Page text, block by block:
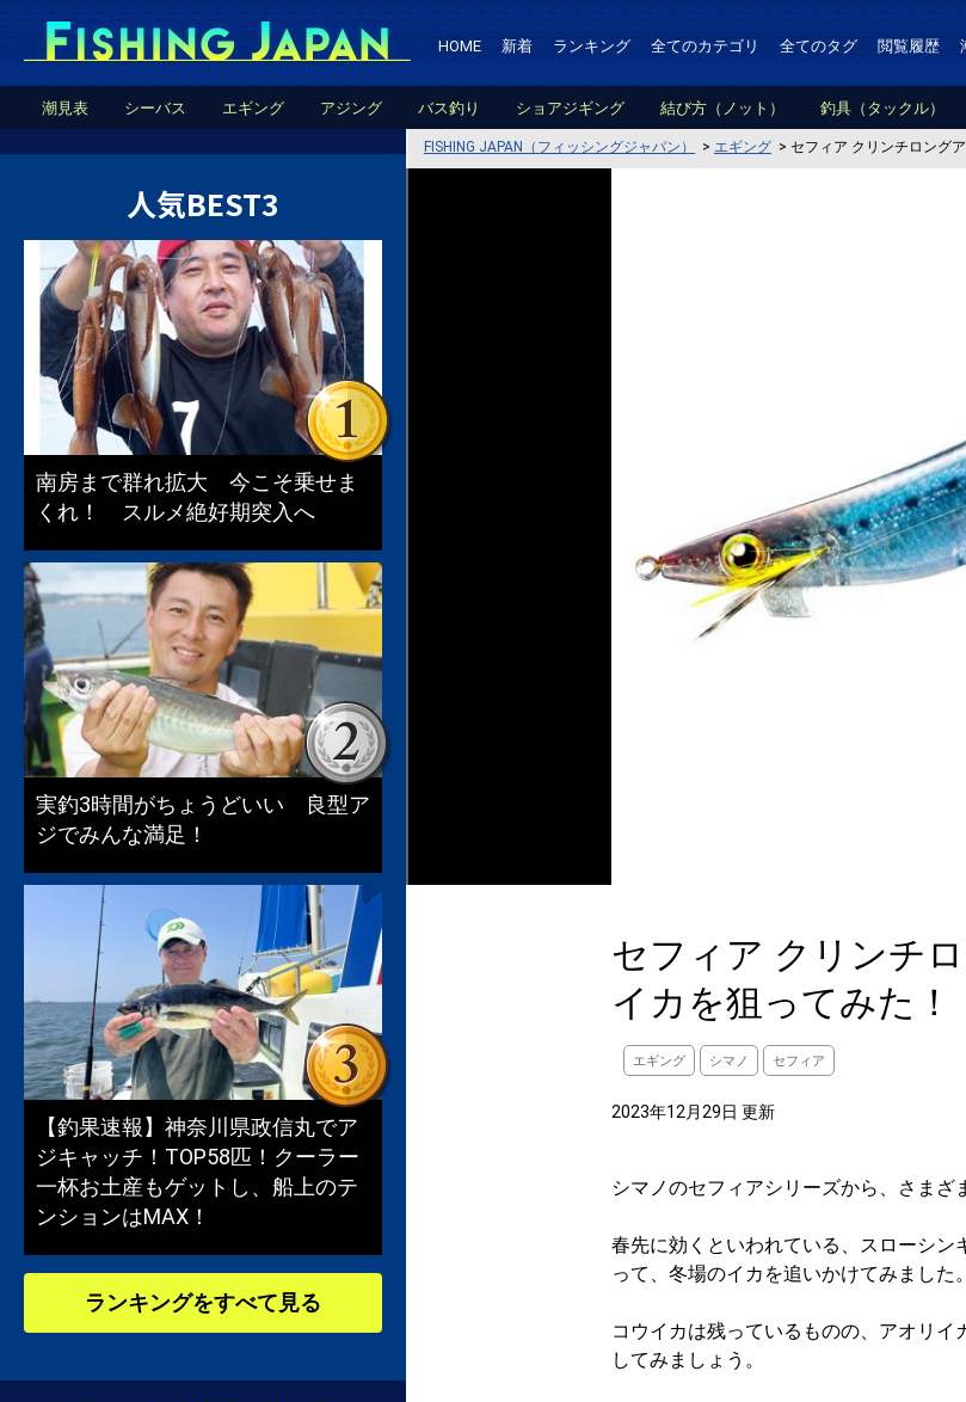
HOME 新着 ランキング 全てのカテゴリ 全てのタグ 閲覧履歴
潮見表 シーバス エギング アジング バス釣り ショアジギング 結び方（ノット） 釣具（タックル）
FISHING JAPAN（フィッシングジャパン） > エギング > セフィア クリンチロング
セフィア クリンチ
イカを狙ってみた！
エギング シマノ セフィア
2023年12月29日 更新
シマノのセフィアシリーズから、さまざ
春先に効くといわれている、スローシ
って、冬場のイカを追いかけてみました。
コウイカは残っているものの、アオリ
してみましょう。
人気BEST3
南房まで群れ拡大 今こそ乗せま
くれ！ スルメ絶好期突入へ
実釣3時間がちょうどいい 良型ア
ジでみんな満足！
【釣果速報】神奈川県政信丸でア
ジキャッチ！TOP58匹！クーラー
一杯お土産もゲットし、船上のテ
ンションはMAX！
ランキングをすべて見る